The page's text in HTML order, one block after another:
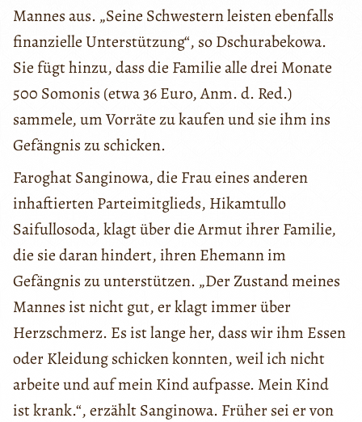
Mannes aus. „Seine Schwestern leisten ebenfalls
finanzielle Unterstützung“, so Dschurabekowa.
Sie fügt hinzu, dass die Familie alle drei Monate
500 Somonis (etwa 36 Euro, Anm. d. Red.)
sammele, um Vorräte zu kaufen und sie ihm ins
Gefängnis zu schicken.
Faroghat Sanginowa, die Frau eines anderen
inhaftierten Parteimitglieds, Hikamtullo
Saifullosoda, klagt über die Armut ihrer Familie,
die sie daran hindert, ihren Ehemann im
Gefängnis zu unterstützen. „Der Zustand meines
Mannes ist nicht gut, er klagt immer über
Herzschmerz. Es ist lange her, dass wir ihm Essen
oder Kleidung schicken konnten, weil ich nicht
arbeite und auf mein Kind aufpasse. Mein Kind
ist krank.“, erzählt Sanginowa. Früher sei er von